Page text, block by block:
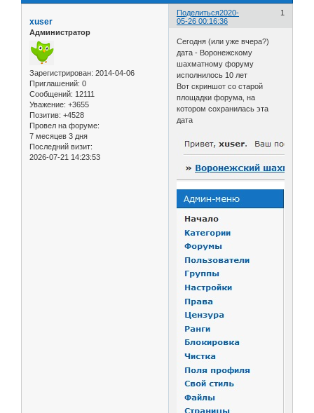
Поделиться 1
2020-
05-26 00:16:36
xuser
Администратор
Зарегистрирован: 2014-04-06
Приглашений: 0
Сообщений: 12111
Уважение: +3655
Позитив: +4528
Провел на форуме:
7 месяцев 3 дня
Последний визит:
2026-07-21 14:23:53
Сегодня (или уже вчера?)
дата - Воронежскому
шахматному форуму
исполнилось 10 лет
Вот скриншот со старой
площадки форума, на
котором сохранилась эта
дата